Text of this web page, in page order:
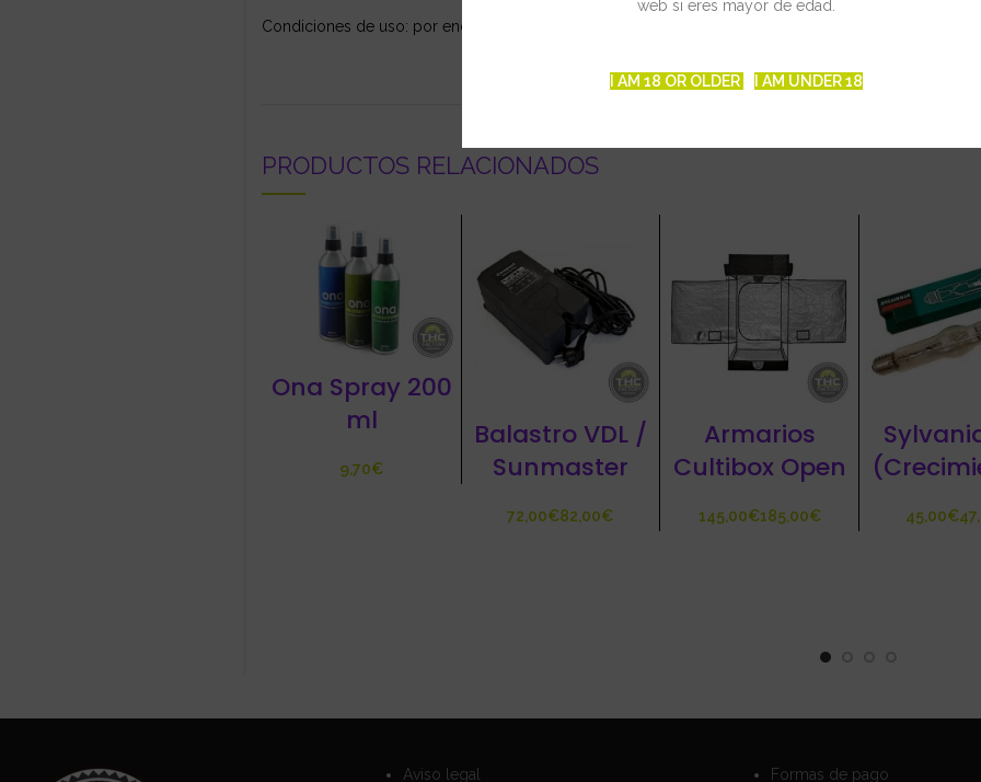
web si eres mayor de edad.
I AM 18 OR OLDER I AM UNDER 18
Condiciones de uso: por encima de 15ºC y 40% de humedad relativa
PRODUCTOS RELACIONADOS
Ona Spray 200
ml
€
Balastro VDL /
Sunmaster
€ €
Armarios
Cultibox Open
€ € €
Aviso legal Formas de pago